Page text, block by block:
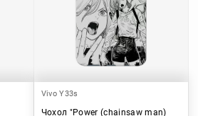
Vivo Y33s
Чохол "Power (chainsaw man)